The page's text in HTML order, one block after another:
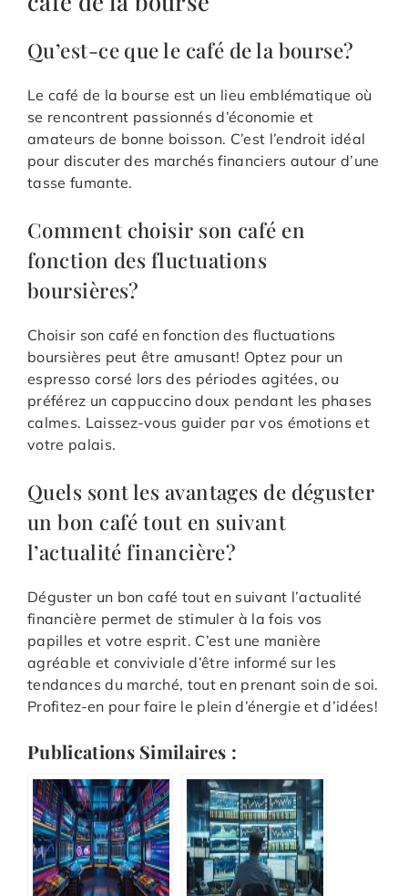
Qu’est-ce que le café de la bourse?
Le café de la bourse est un lieu emblématique où
se rencontrent passionnés d’économie et
amateurs de bonne boisson. C’est l’endroit idéal
pour discuter des marchés financiers autour d’une
tasse fumante.
Comment choisir son café en
fonction des fluctuations
boursières?
Choisir son café en fonction des fluctuations
boursières peut être amusant! Optez pour un
espresso corsé lors des périodes agitées, ou
préférez un cappuccino doux pendant les phases
calmes. Laissez-vous guider par vos émotions et
votre palais.
Quels sont les avantages de déguster
un bon café tout en suivant
l’actualité financière?
Déguster un bon café tout en suivant l’actualité
financière permet de stimuler à la fois vos
papilles et votre esprit. C’est une manière
agréable et conviviale d’être informé sur les
tendances du marché, tout en prenant soin de soi.
Profitez-en pour faire le plein d’énergie et d’idées!
Publications Similaires :